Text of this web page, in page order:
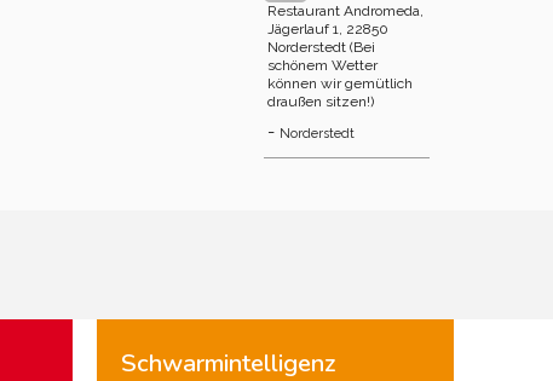
Restaurant Andromeda,
Jägerlauf 1, 22850
Norderstedt (Bei
schönem Wetter
können wir gemütlich
draußen sitzen!)
- Norderstedt
Schwarmintelligenz